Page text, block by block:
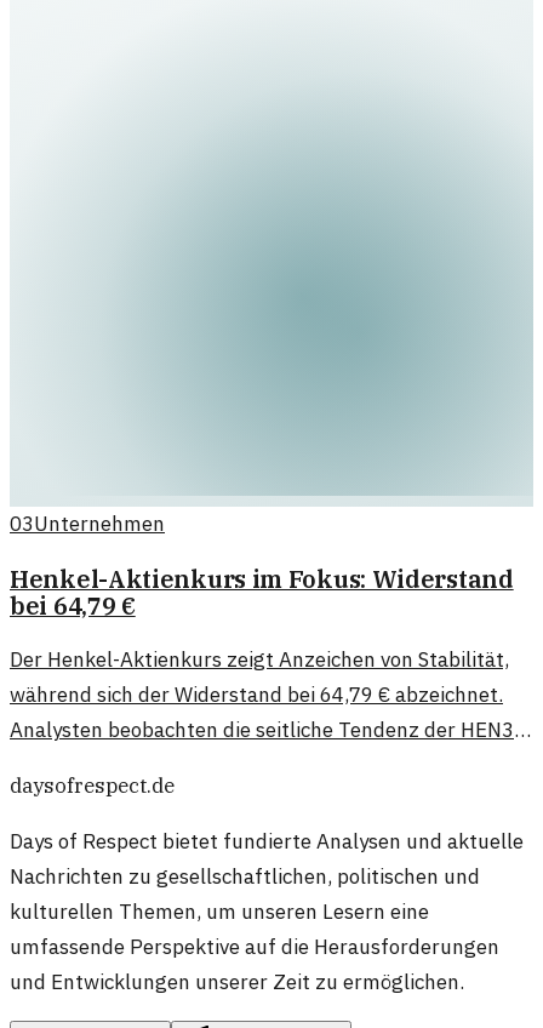
03Unternehmen
Henkel-Aktienkurs im Fokus: Widerstand
bei 64,79 €
Der Henkel-Aktienkurs zeigt Anzeichen von Stabilität,
während sich der Widerstand bei 64,79 € abzeichnet.
Analysten beobachten die seitliche Tendenz der HEN3-
daysofrespect.de
Days of Respect bietet fundierte Analysen und aktuelle
Nachrichten zu gesellschaftlichen, politischen und
kulturellen Themen, um unseren Lesern eine
umfassende Perspektive auf die Herausforderungen
und Entwicklungen unserer Zeit zu ermöglichen.